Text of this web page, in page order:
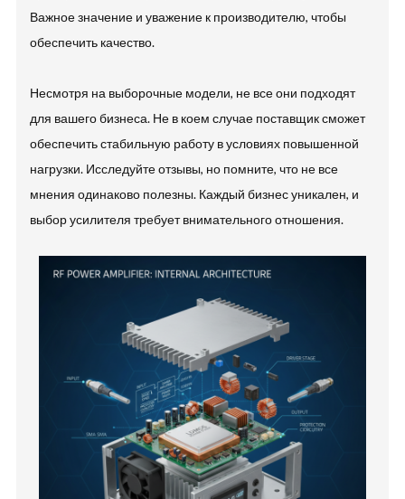
Важное значение и уважение к производителю, чтобы
обеспечить качество.
Несмотря на выборочные модели, не все они подходят
для вашего бизнеса. Не в коем случае поставщик сможет
обеспечить стабильную работу в условиях повышенной
нагрузки. Исследуйте отзывы, но помните, что не все
мнения одинаково полезны. Каждый бизнес уникален, и
выбор усилителя требует внимательного отношения.